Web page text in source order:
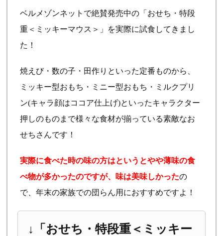
ベルメゾンネットで絶賛発売中の「おせち・特段
重＜ミッキーマウス＞」を実際に試食してきまし
た！
焼えび・数の子・田作りといった定番ものから、
ミッキー型おもち・ミニー型おもち・ミルクプリ
ン(キャラ顔はココア仕上げ)といったキャラクター
押しのものまで様々な食材が揃っている素敵なお
せちさんです！
実際に食べた時の味の方はというとやや薄味の食
べ物が多かったのですが、味は美味しかったの
で、年末の家族での団らん用におすすめですよ！
↓「おせち・特段重＜ミッキー